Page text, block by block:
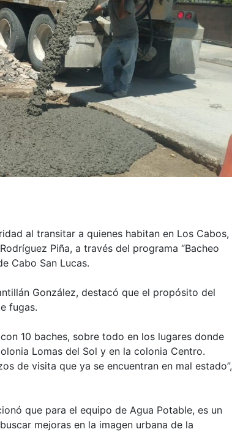
al transitar a quienes habitan en Los Cabos,
Piña, a través del programa “Bacheo
Cabo San Lucas.
González, destacó que el propósito del
fugas.
10 baches, sobre todo en los lugares donde
Lomas del Sol y en la colonia Centro.
de visita que ya se encuentran en mal estado”,
que para el equipo de Agua Potable, es un
mejoras en la imagen urbana de la